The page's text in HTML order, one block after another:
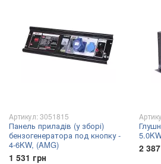
Артикул: 3051815
Панель приладів (у зборі)
бензогенератора под кнопку -
4-6KW, (AMG)
1 531 грн
2